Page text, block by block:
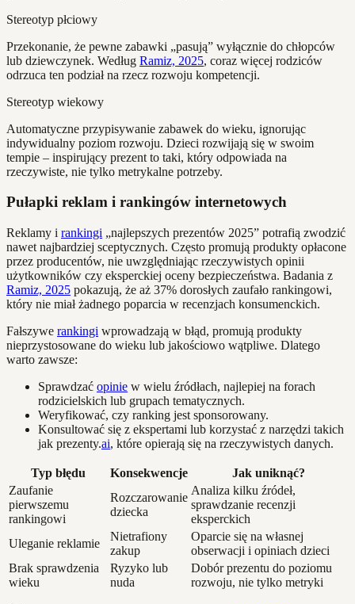
Stereotyp płciowy
Przekonanie, że pewne zabawki „pasują” wyłącznie do chłopców
lub dziewczynek. Według Ramiz, 2025, coraz więcej rodziców
odrzuca ten podział na rzecz rozwoju kompetencji.
Stereotyp wiekowy
Automatyczne przypisywanie zabawek do wieku, ignorując
indywidualny poziom rozwoju. Dzieci rozwijają się w swoim
tempie – inspirujący prezent to taki, który odpowiada na
rzeczywiste, nie tylko metrykalne potrzeby.
Pułapki reklam i rankingów internetowych
Reklamy i rankingi „najlepszych prezentów 2025” potrafią zwodzić
nawet najbardziej sceptycznych. Często promują produkty opłacone
przez producentów, nie uwzględniając rzeczywistych opinii
użytkowników czy eksperckiej oceny bezpieczeństwa. Badania z
Ramiz, 2025 pokazują, że aż 37% dorosłych zaufało rankingowi,
który nie miał żadnego poparcia w recenzjach konsumenckich.
Fałszywe rankingi wprowadzają w błąd, promują produkty
nieprzystosowane do wieku lub jakościowo wątpliwe. Dlatego
warto zawsze:
Sprawdzać opinie w wielu źródłach, najlepiej na forach
rodzicielskich lub grupach tematycznych.
Weryfikować, czy ranking jest sponsorowany.
Konsultować się z ekspertami lub korzystać z narzędzi takich
jak prezenty.ai, które opierają się na rzeczywistych danych.
Typ błędu Konsekwencje
Jak uniknąć?
Zaufanie
pierwszemu
rankingowi
Rozczarowanie
dziecka
Analiza kilku źródeł,
sprawdzanie recenzji
eksperckich
Uleganie reklamie
Nietrafiony
zakup
Oparcie się na własnej
obserwacji i opiniach dzieci
Brak sprawdzenia
wieku
Ryzyko lub
nuda
Dobór prezentu do poziomu
rozwoju, nie tylko metryki